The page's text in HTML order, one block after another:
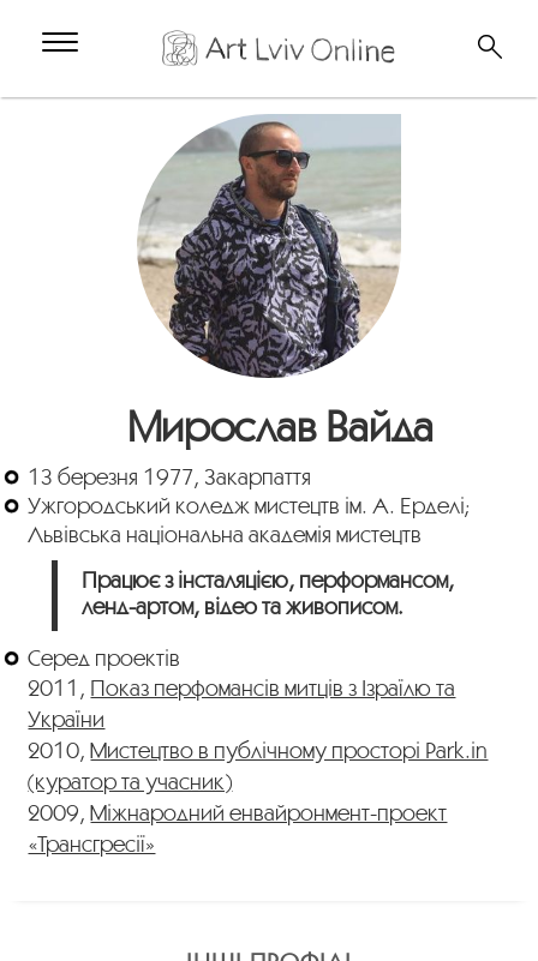
Мирослав Вайда
13 березня 1977, Закарпаття
Ужгородський коледж мистецтв ім. А. Ерделі;
Львівська національна академія мистецтв
Працює з інсталяцією, перформансом,
ленд-артом, відео та живописом.
Серед проектів
2011, Показ перфомансів митців з Ізраїлю та
України
2010,Мистецтво в публічному просторі Park.in
(куратор та учасник)
2009,Міжнародний енвайронмент-проект
«Трансгресії»